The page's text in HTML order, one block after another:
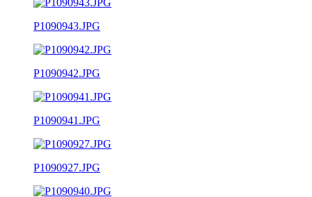
P1090943.JPG
P1090942.JPG
P1090941.JPG
P1090927.JPG